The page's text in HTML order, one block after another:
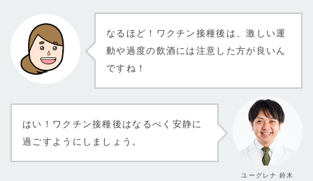
なるほど！ワクチン接種後は、激しい運
動や過度の飲酒には注意した方が良いん
ですね！
ユーグレナ 鈴木
はい！ワクチン接種後はなるべく安静に
過ごすようにしましょう。